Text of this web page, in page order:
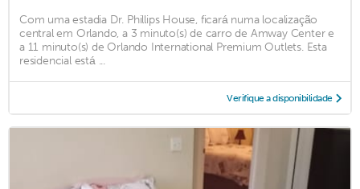
Com uma estadia Dr. Phillips House, ficará numa localização
central em Orlando, a 3 minuto(s) de carro de Amway Center e
a 11 minuto(s) de Orlando International Premium Outlets. Esta
residencial está ...
Verifique a disponibilidade